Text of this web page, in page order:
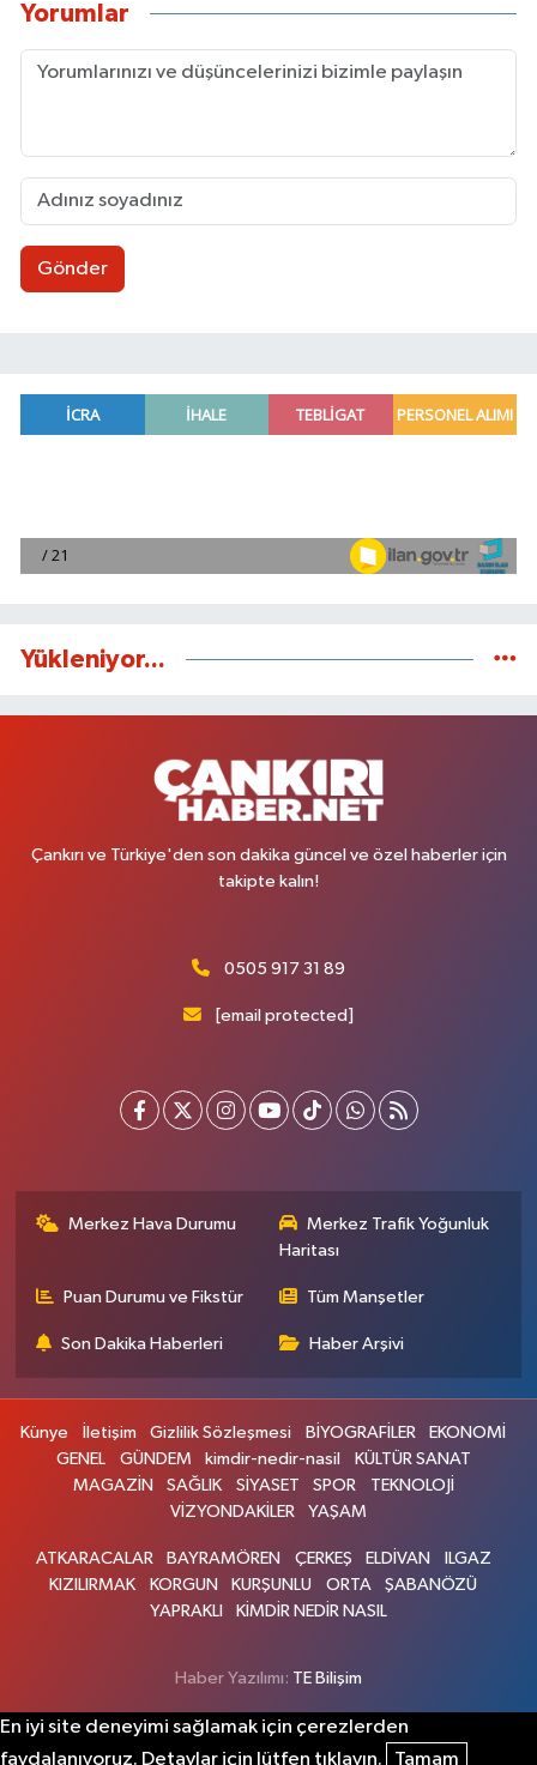
Yorumlar
Gönder
Yükleniyor...
Çankırı ve Türkiye'den son dakika güncel ve özel haberler için
takipte kalın!
0505 917 31 89
[email protected]
Merkez Hava Durumu
Merkez Trafik Yoğunluk
Haritası
Puan Durumu ve Fikstür Tüm Manşetler
Son Dakika Haberleri Haber Arşivi
Künye İletişim Gizlilik Sözleşmesi BİYOGRAFİLER
EKONOMİ
GENEL
GÜNDEM kimdir-nedir-nasil
KÜLTÜR SANAT
MAGAZİN
SAĞLIK SİYASET SPOR
TEKNOLOJİ
VİZYONDAKİLER
YAŞAM
ATKARACALAR BAYRAMÖREN ÇERKEŞ ELDİVAN
ILGAZ
KIZILIRMAK
KORGUN KURŞUNLU ORTA
ŞABANÖZÜ
YAPRAKLI
KİMDİR NEDİR NASIL
Haber Yazılımı: TE Bilişim
En iyi site deneyimi sağlamak için çerezlerden
faydalanıyoruz. Detaylar için lütfen tıklayın.
Tamam